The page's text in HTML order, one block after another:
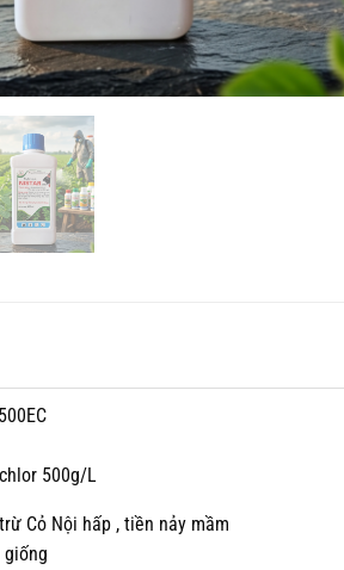
500g/L
Cỏ Nội hấp , tiền nảy mầm
giống